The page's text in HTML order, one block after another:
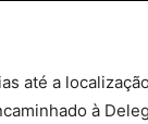
até a
à